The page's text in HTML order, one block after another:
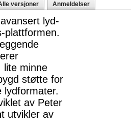
versjoner Anmeldelser
lyd-
plattformen.
lite minne
støtte for
av Peter
utvikler av